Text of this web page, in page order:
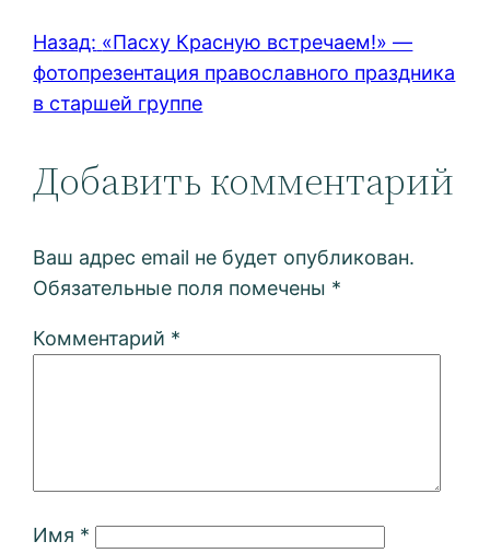
Назад: «Пасху Красную встречаем!» —
фотопрезентация православного праздника
в старшей группе
Добавить комментарий
Ваш адрес email не будет опубликован.
Обязательные поля помечены *
Комментарий *
Имя *